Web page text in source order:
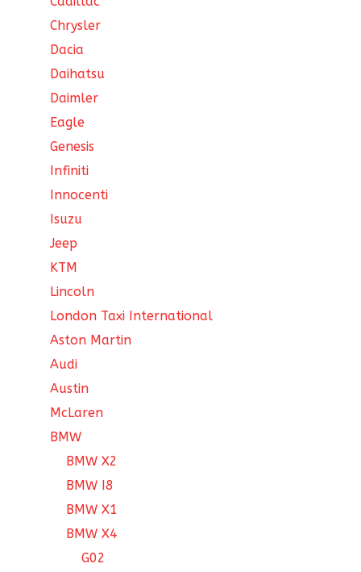
Chrysler
Dacia
Daihatsu
Daimler
Eagle
Genesis
Infiniti
Innocenti
Isuzu
Jeep
KTM
Lincoln
London Taxi International
Aston Martin
Audi
Austin
McLaren
BMW
BMW X2
BMW I8
BMW X1
BMW X4
G02